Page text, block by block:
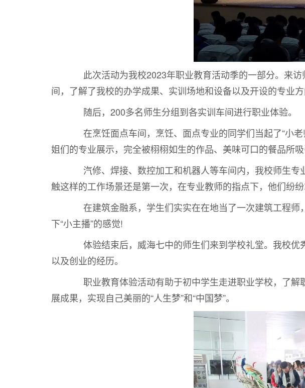
此次活动为我校2023年职业教育活动季的一部分。来访
间，了解了我校的办学成果、实训场地和设备以及开设的专业方
随后，200多名师生分组到各实训车间进行职业体验。
在烹饪面点车间，烹饪、面点专业的同学们当起了“小老
姐们的专业展示，完全被栩栩如生的作品、美味可口的餐品所吸
汽修、焊接、数控加工和机器人等车间内，我校师生专
触这样的工作场景还是第一次，在专业教师的指点下，他们纷
在建筑金融系，学生们实实在在地当了一次建筑工程师
下“小主播”的感觉!
体验结束后，威海七中的师生们来到学校礼堂。我校优
以及创业的经历。
职业教育体验活动有助于初中学生走进职业学校，了解
展成果，实现自己美丽的“人生梦”和“中国梦”。